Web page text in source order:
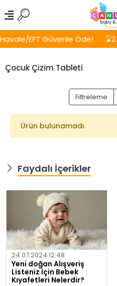
EFT Güvenle Öde!
Çocuk Çizim Tableti
Filtreleme
Ürün bulunamadı.
Faydalı İçerikler
24.07.2024 12:48
Yeni doğan Alışveriş
Listeniz İçin Bebek
Kıyafetleri Nelerdir?